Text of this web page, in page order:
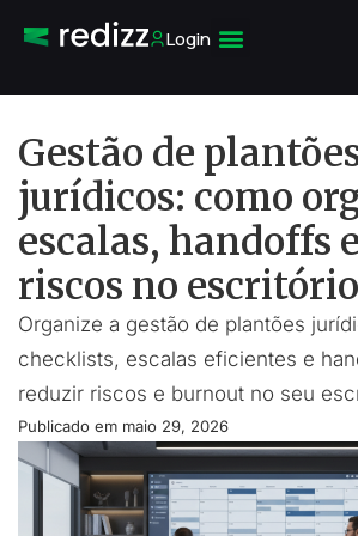
Login
Gestão de
jurídicos: como
escalas, handoffs
riscos no escritório
Organize a gestão de plantões
checklists, escalas eficientes e
reduzir riscos e burnout no seu
Publicado em maio 29, 2026